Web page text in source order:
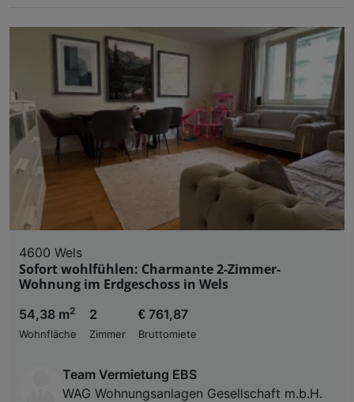
4600 Wels
Sofort wohlfühlen: Charmante 2-Zimmer-
Wohnung im Erdgeschoss in Wels
54,38 m2
Wohnfläche
2
Zimmer
€ 761,87
Bruttomiete
Team Vermietung EBS
WAG Wohnungsanlagen Gesellschaft m.b.H.